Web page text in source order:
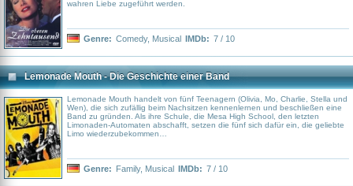
wahren Liebe zugeführt werden.
Genre: Comedy, Musical IMDb: 7 / 10
Lemonade Mouth - Die Geschichte einer Band
Lemonade Mouth handelt von fünf Teenagern (Olivia, Mo, Charlie, Stella und
Wen), die sich zufällig beim Nachsitzen kennenlernen und beschließen eine
Band zu gründen. Als ihre Schule, die Mesa High School, den letzten
Limonaden-Automaten abschafft, setzen die fünf sich dafür ein, die geliebte
Limo wiederzubekommen…
Genre: Family, Musical IMDb: 7 / 10